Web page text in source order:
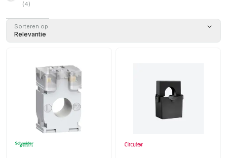
(4)
Sorteren op
Relevantie